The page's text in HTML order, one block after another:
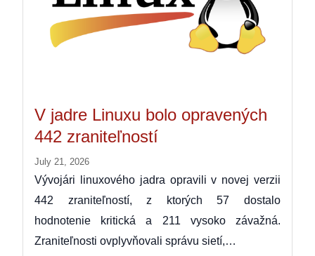
V jadre Linuxu bolo opravených
442 zraniteľností
July 21, 2026
Vývojári linuxového jadra opravili v novej verzii
442 zraniteľností, z ktorých 57 dostalo
hodnotenie kritická a 211 vysoko závažná.
Zraniteľnosti ovplyvňovali správu sietí,…